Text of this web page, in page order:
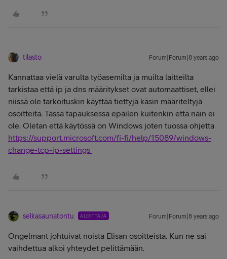
tilasto Forum|Forum|8 years ago
Kannattaa vielä varulta työasemilta ja muilta laitteilta
tarkistaa että ip ja dns määritykset ovat automaattiset, ellei
niissä ole tarkoituskin käyttää tiettyjä käsin määriteltyjä
osoitteita. Tässä tapauksessa epäilen kuitenkin että näin ei
ole. Oletan että käytössä on Windows joten tuossa ohjetta
https://support.microsoft.com/fi-fi/help/15089/windows-
change-tcp-ip-settings
selkasaunatontu ALOITTAJA Forum|Forum|8 years ago
Ongelmant johtuivat noista Elisan osoitteista. Kun ne sai
vaihdettua alkoi yhteydet pelittämään.